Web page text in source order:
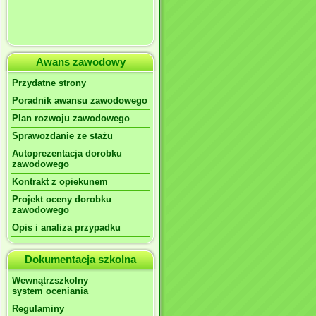
Awans zawodowy
Przydatne strony
Poradnik awansu zawodowego
Plan rozwoju zawodowego
Sprawozdanie ze stażu
Autoprezentacja dorobku
zawodowego
Kontrakt z opiekunem
Projekt oceny dorobku
zawodowego
Opis i analiza przypadku
Dokumentacja szkolna
Wewnątrzszkolny
system oceniania
Regulaminy